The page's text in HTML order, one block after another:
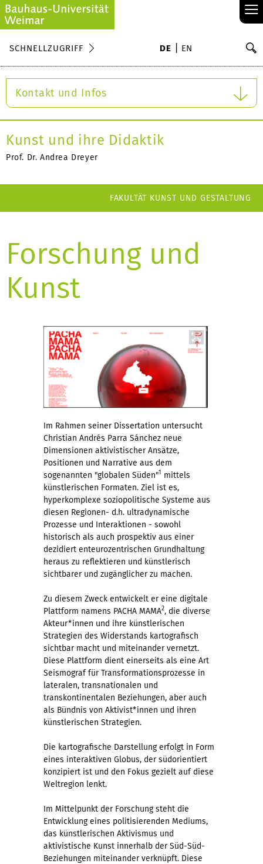
≡
SCHNELLZUGRIFF DE EN
Kontakt und Infos
Kunst und ihre Didaktik
Prof. Dr. Andrea Dreyer
FAKULTÄT KUNST UND GESTALTUNG
Forschung und
Kunst
Im Rahmen seiner Dissertation untersucht
Christian Andrés Parra Sánchez neue
Dimensionen aktivistischer Ansätze,
Positionen und Narrative aus dem
sogenannten "globalen Süden"1 mittels
künstlerischen Formaten. Ziel ist es,
hyperkomplexe soziopolitische Systeme aus
diesen Regionen- d.h. ultradynamische
Prozesse und Interaktionen - sowohl
historisch als auch prospektiv aus einer
dezidiert enteurozentrischen Grundhaltung
heraus zu reflektieren und künstlerisch
sichtbarer und zugänglicher zu machen.
Zu diesem Zweck entwickelt er eine digitale
Plattform namens PACHA MAMA2, die diverse
Akteur*innen und ihre künstlerischen
Strategien des Widerstands kartografisch
sichtbar macht und miteinander vernetzt.
Diese Plattform dient einerseits als eine Art
Seismograf für Transformationsprozesse in
lateralen, transnationalen und
transkontinentalen Beziehungen, aber auch
als Bündnis von Aktivist*innen und ihren
künstlerischen Strategien.
Die kartografische Darstellung erfolgt in Form
eines interaktiven Globus, der südorientiert
konzipiert ist und den Fokus gezielt auf diese
Weltregion lenkt.
Im Mittelpunkt der Forschung steht die
Entwicklung eines politisierenden Mediums,
das künstlerischen Aktivismus und
aktivistische Kunst innerhalb der Süd-Süd-
Beziehungen miteinander verknüpft. Diese